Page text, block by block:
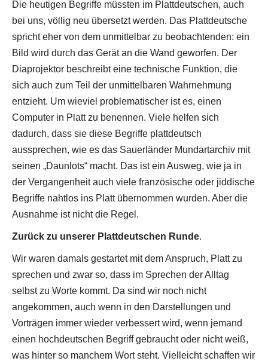
Die heutigen Begriffe müssten im Plattdeutschen, auch
bei uns, völlig neu übersetzt werden. Das Plattdeutsche
spricht eher von dem unmittelbar zu beobachtenden: ein
Bild wird durch das Gerät an die Wand geworfen. Der
Diaprojektor beschreibt eine technische Funktion, die
sich auch zum Teil der unmittelbaren Wahrnehmung
entzieht. Um wieviel problematischer ist es, einen
Computer in Platt zu benennen. Viele helfen sich
dadurch, dass sie diese Begriffe plattdeutsch
aussprechen, wie es das Sauerländer Mundartarchiv mit
seinen „Daunlots“ macht. Das ist ein Ausweg, wie ja in
der Vergangenheit auch viele französische oder jiddische
Begriffe nahtlos ins Platt übernommen wurden. Aber die
Ausnahme ist nicht die Regel.
Zurück zu unserer Plattdeutschen Runde.
Wir waren damals gestartet mit dem Anspruch, Platt zu
sprechen und zwar so, dass im Sprechen der Alltag
selbst zu Worte kommt. Da sind wir noch nicht
angekommen, auch wenn in den Darstellungen und
Vorträgen immer wieder verbessert wird, wenn jemand
einen hochdeutschen Begriff gebraucht oder nicht weiß,
was hinter so manchem Wort steht. Vielleicht schaffen wir